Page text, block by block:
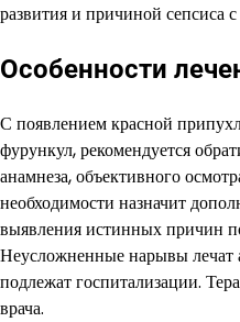
развития и причиной сепсиса
Особенности
С появлением красной
фурункул, рекомендуется
анамнеза, объективного
необходимости назначит
выявления истинных причин
Неусложненные нарывы лечат
подлежат госпитализации.
врача.